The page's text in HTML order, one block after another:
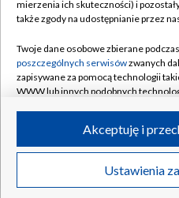
Transmisje
Oferta
Polityka
Biuro
mierzenia ich skuteczności) i
także zgody na udostępnianie przez
Twoje dane osobowe zbierane
poszczególnych serwisówzwanych
zapisywane za pomocą technologii
WWW lub innych podobnych
ruchu w Internecie.
Twoje dane osobowe zbierane
poszczególnych serwisówna Portalu,
Ustawienia
Akceptuję i